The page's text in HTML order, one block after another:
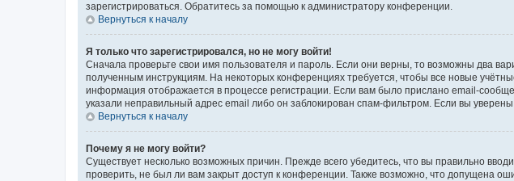
зарегистрироваться. Обратитесь за помощью к администратору конференции.
Вернуться к началу
Я только что зарегистрировался, но не могу войти!
Сначала проверьте свои имя пользователя и пароль. Если они верны, то возможны два
полученным инструкциям. На некоторых конференциях требуется, чтобы все новые
информация отображается в процессе регистрации. Если вам было прислано email-
указали неправильный адрес email либо он заблокирован спам-фильтром. Если вы
Вернуться к началу
Почему я не могу войти?
Существует несколько возможных причин. Прежде всего убедитесь, что вы правильно
проверить, не был ли вам закрыт доступ к конференции. Также возможно, что допущена